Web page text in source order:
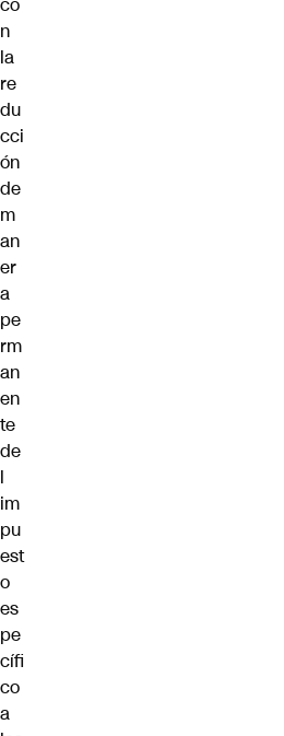
n
la
re
du
cci
ón
de
m
an
er
a
pe
rm
an
en
te
de
l
im
pu
est
o
es
pe
cífi
co
a